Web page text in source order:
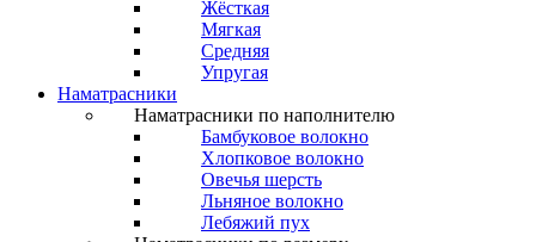
Жёсткая
Мягкая
Средняя
Упругая
Наматрасники
Наматрасники по наполнителю
Бамбуковое волокно
Хлопковое волокно
Овечья шерсть
Льняное волокно
Лебяжий пух